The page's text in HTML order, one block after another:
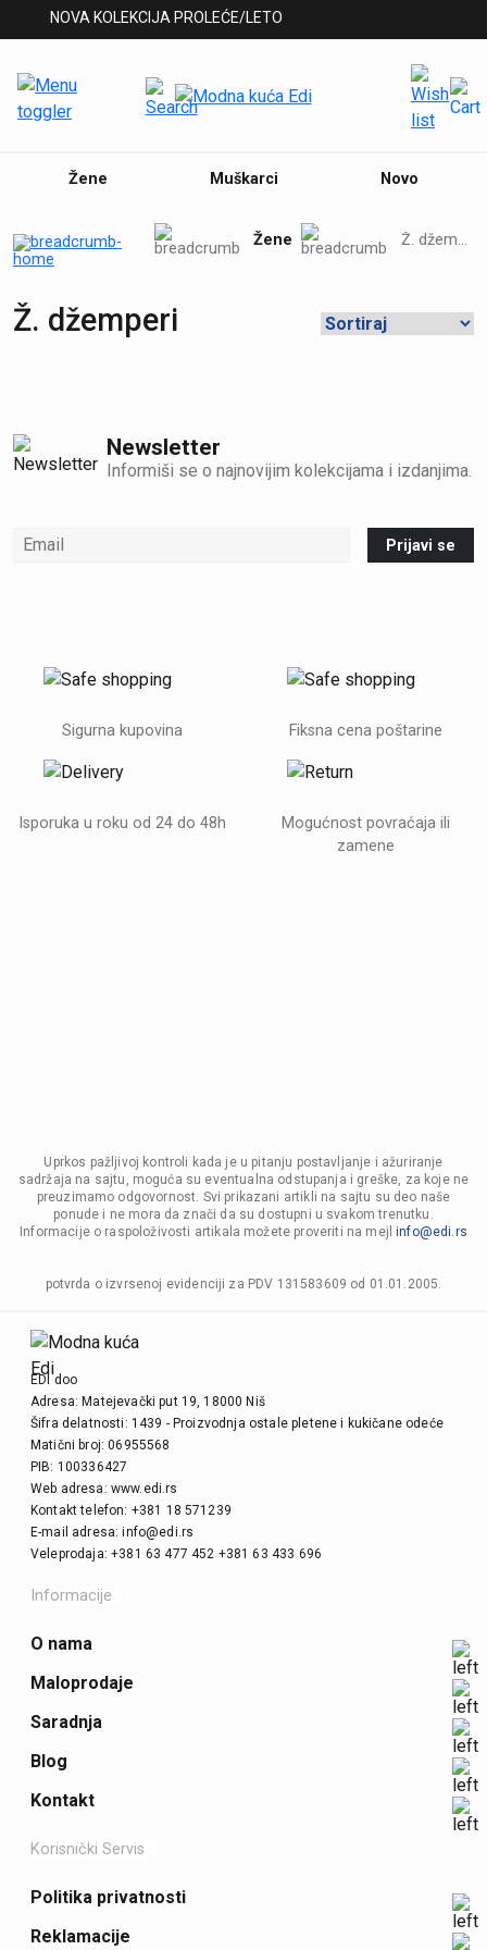
NOVA KOLEKCIJA PROLEĆE/LETO
Žene Muškarci Novo
Žene Ž. džemperi
Ž. džemperi
Newsletter
Informiši se o najnovijim kolekcijama i izdanjima.
Prijavi se
Sigurna kupovina Fiksna cena poštarine
Isporuka u roku od 24 do 48h
Mogućnost povraćaja ili
zamene
Uprkos pažljivoj kontroli kada je u pitanju postavljanje i ažuriranje
sadržaja na sajtu, moguća su eventualna odstupanja i greške, za koje ne
preuzimamo odgovornost. Svi prikazani artikli na sajtu su deo naše
ponude i ne mora da znači da su dostupni u svakom trenutku.
Informacije o raspoloživosti artikala možete proveriti na mejlinfo@edi.rs
potvrda o izvrsenoj evidenciji za PDV 131583609 od 01.01.2005.
EDI doo
Adresa: Matejevački put 19, 18000 Niš
Šifra delatnosti: 1439 - Proizvodnja ostale pletene i kukičane odeće
Matični broj: 06955568
PIB: 100336427
Web adresa: www.edi.rs
Kontakt telefon: +381 18 571239
E-mail adresa: info@edi.rs
Veleprodaja: +381 63 477 452 +381 63 433 696
Informacije
O nama
Maloprodaje
Saradnja
Blog
Kontakt
Korisnički Servis
Politika privatnosti
Reklamacije